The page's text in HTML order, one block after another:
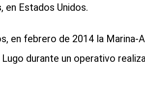
, en Estados Unidos.
en febrero de 2014 la Marina-
durante un operativo